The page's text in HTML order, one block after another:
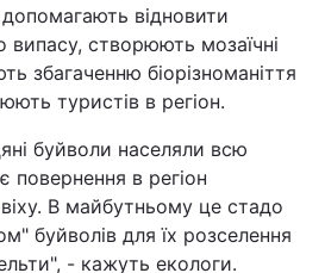
відновити
створюють мозаїчні
збагаченню біорізноманіття
туристів в регіон.
буйволи населяли всю
повернення в регіон
В майбутньому це стадо
буйволів для їх розселення
- кажуть екологи.